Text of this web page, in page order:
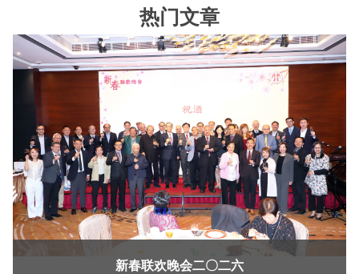
热门文章
新春联欢晚会二〇二六